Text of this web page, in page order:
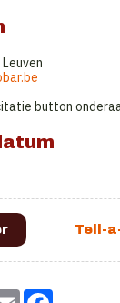
button
Email